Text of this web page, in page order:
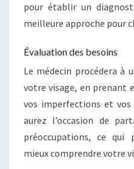
pour établir un
meilleure approche pour
Évaluation des besoins
Le médecin procédera à
votre visage, en prenant
vos imperfections et vos
aurez l’occasion de
préoccupations, ce qui
mieux comprendre votre